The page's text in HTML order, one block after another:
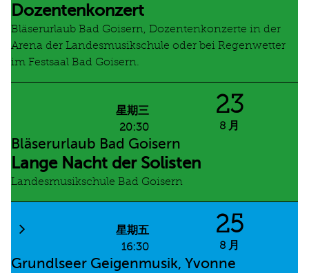
Dozentenkonzert
Bläserurlaub Bad Goisern, Dozentenkonzerte in der
Arena der Landesmusikschule oder bei Regenwetter
im Festsaal Bad Goisern.
星期三
20:30
23
8 月
Bläserurlaub Bad Goisern
Lange Nacht der Solisten
Landesmusikschule Bad Goisern
星期五
16:30
25
8 月
Grundlseer Geigenmusik, Yvonne